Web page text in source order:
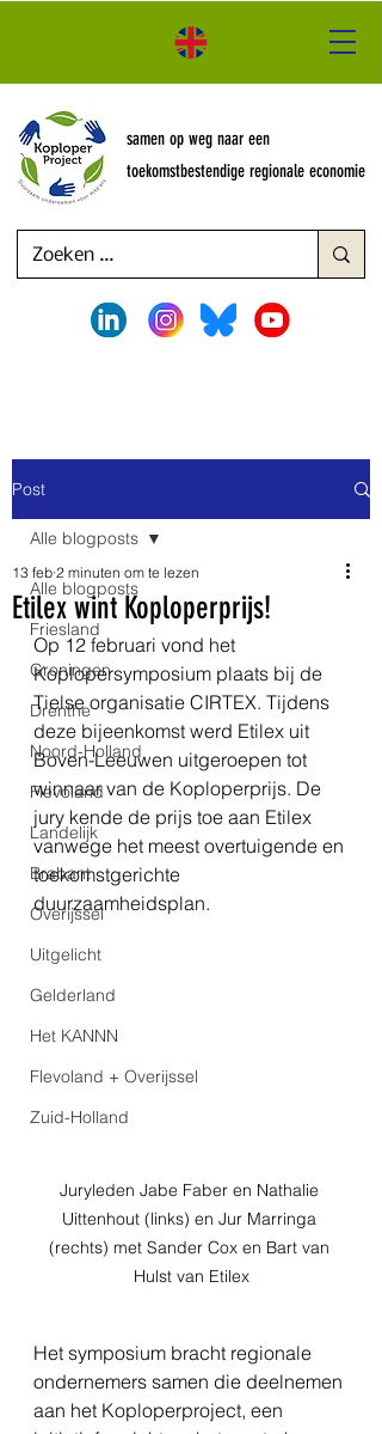
samen op weg naar een
toekomstbestendige regionale economie
Post
Alle blogposts
Friesland
Groningen
Drenthe
Noord-Holland
Flevoland
Landelijk
Brabant
Overijssel
Uitgelicht
Gelderland
Het KANNN
Flevoland + Overijssel
Zuid-Holland
Alle blogposts
Etilex wint Koploperprijs!
13 feb 2 minuten om te lezen
Op 12 februari vond het
Koplopersymposium plaats bij de
Tielse organisatie CIRTEX. Tijdens
deze bijeenkomst werd Etilex uit
Boven-Leeuwen uitgeroepen tot
winnaar van de Koploperprijs. De
jury kende de prijs toe aan Etilex
vanwege het meest overtuigende en
toekomstgerichte
duurzaamheidsplan.
Juryleden Jabe Faber en Nathalie
Uittenhout (links) en Jur Marringa
(rechts) met Sander Cox en Bart van
Hulst van Etilex
Het symposium bracht regionale
ondernemers samen die deelnemen
aan het Koploperproject, een